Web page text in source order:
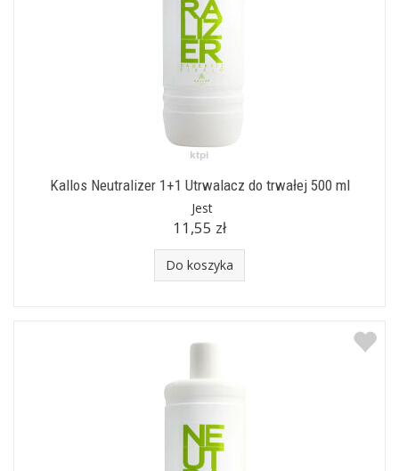
Kallos Neutralizer 1+1 Utrwalacz do trwałej 500 ml
Jest
11,55 zł
Do koszyka